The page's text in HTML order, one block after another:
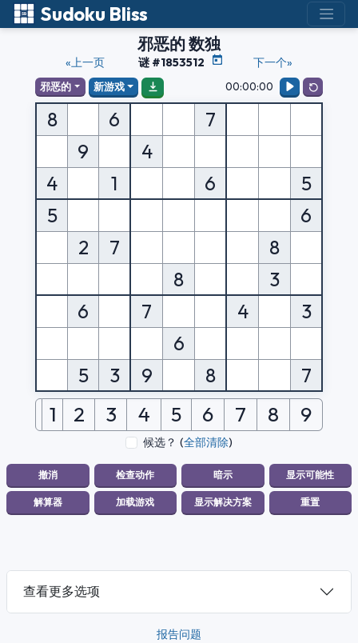
Sudoku Bliss
邪恶的 数独
«上一页 谜 #1853512 下一个»
邪恶的 新游戏 00:00:00
8 6
7
9
4
4
1 6
5
5
6
2
7
8
8
3
6
7 4
3
6
5
3 9 8 7
1 2 3 4 5 6 7 8 9
候选？ (全部清除)
查看更多选项
报告问题